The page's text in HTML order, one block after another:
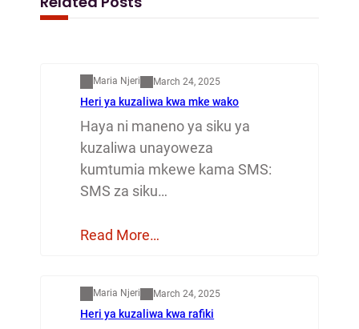
Maria Njeri March 24, 2025
Heri ya kuzaliwa kwa mke wako
Haya ni maneno ya siku ya
kuzaliwa unayoweza
kumtumia mkewe kama SMS:
SMS za siku…
Read More…
Maria Njeri March 24, 2025
Heri ya kuzaliwa kwa rafiki